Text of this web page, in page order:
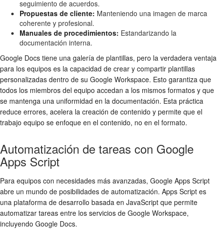
seguimiento de acuerdos.
Propuestas de cliente: Manteniendo una imagen de marca
coherente y profesional.
Manuales de procedimientos: Estandarizando la
documentación interna.
Google Docs tiene una galería de plantillas, pero la verdadera ventaja
para los equipos es la capacidad de crear y compartir plantillas
personalizadas dentro de su Google Workspace. Esto garantiza que
todos los miembros del equipo accedan a los mismos formatos y que
se mantenga una uniformidad en la documentación. Esta práctica
reduce errores, acelera la creación de contenido y permite que el
trabajo equipo se enfoque en el contenido, no en el formato.
Automatización de tareas con Google
Apps Script
Para equipos con necesidades más avanzadas, Google Apps Script
abre un mundo de posibilidades de automatización. Apps Script es
una plataforma de desarrollo basada en JavaScript que permite
automatizar tareas entre los servicios de Google Workspace,
incluyendo Google Docs.